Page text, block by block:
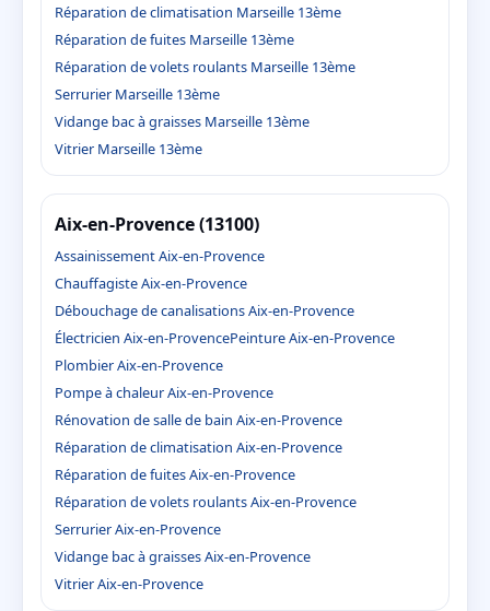
Réparation de climatisation Marseille 13ème
Réparation de fuites Marseille 13ème
Réparation de volets roulants Marseille 13ème
Serrurier Marseille 13ème
Vidange bac à graisses Marseille 13ème
Vitrier Marseille 13ème
Aix-en-Provence (13100)
Assainissement Aix-en-Provence
Chauffagiste Aix-en-Provence
Débouchage de canalisations Aix-en-Provence
Électricien Aix-en-ProvencePeinture Aix-en-Provence
Plombier Aix-en-Provence
Pompe à chaleur Aix-en-Provence
Rénovation de salle de bain Aix-en-Provence
Réparation de climatisation Aix-en-Provence
Réparation de fuites Aix-en-Provence
Réparation de volets roulants Aix-en-Provence
Serrurier Aix-en-Provence
Vidange bac à graisses Aix-en-Provence
Vitrier Aix-en-Provence